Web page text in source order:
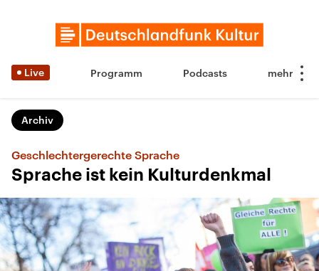
Live Programm Podcasts
Archiv
Geschlechtergerechte Sprache
Sprache ist kein Kulturdenkmal